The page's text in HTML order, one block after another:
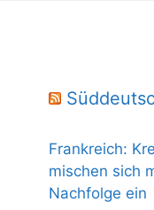
Frankreich:
mischen sich
Nachfolge ein